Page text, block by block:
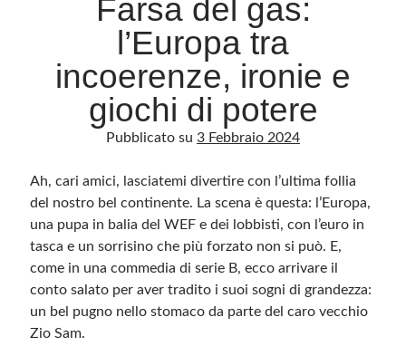
Archivio
senza alcuna periodicità. Non può pertanto considerarsi un prodotto editoriale ai
sensi della legge n· 62 del 7.03.2001. L’autore non è responsabile di quanto
pubblicato dai lettori nei commenti ai vari post. Saranno comunque cancellati quelli
ritenuti offensivi o lesivi dell’immagine o dell’onorabilità di terzi, di genere spam,
razzisti o che contengano dati personali non conformi al rispetto delle norme sulla
privacy. Alcune immagini inserite in questo blog sono tratte da Internet e, pertanto,
Farsa del gas:
l’Europa tra
incoerenze, ironie e
giochi di potere
Pubblicato su 3 Febbraio 2024
Ah, cari amici, lasciatemi divertire con l’ultima follia
del nostro bel continente. La scena è questa: l’Europa,
una pupa in balia del WEF e dei lobbisti, con l’euro in
tasca e un sorrisino che più forzato non si può. E,
come in una commedia di serie B, ecco arrivare il
conto salato per aver tradito i suoi sogni di grandezza:
un bel pugno nello stomaco da parte del caro vecchio
Zio Sam.